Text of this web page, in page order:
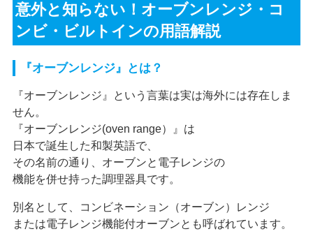
意外と知らない！オーブンレンジ・コ
ンビ・ビルトインの用語解説
『オーブンレンジ』とは？
『オーブンレンジ』という言葉は実は海外には存在しま
せん。
『オーブンレンジ(oven range）』は
日本で誕生した和製英語で、
その名前の通り、オーブンと電子レンジの
機能を併せ持った調理器具です。
別名として、コンビネーション（オーブン）レンジ
または電子レンジ機能付オーブンとも呼ばれています。